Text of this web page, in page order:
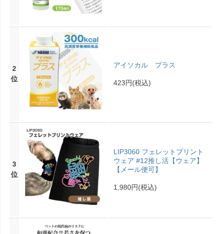
2
位
アイソカル プラス
423円(税込)
3
位
LIP3060 フェレットプリント
ウェア #12推し活【ウェア】
【メール便可】
1,980円(税込)